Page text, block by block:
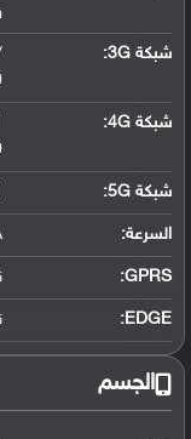
شبكة 3G :
شبكة 4G :
شبكة 5G :
السرعة:
GPRS:
EDGE:
الجسم